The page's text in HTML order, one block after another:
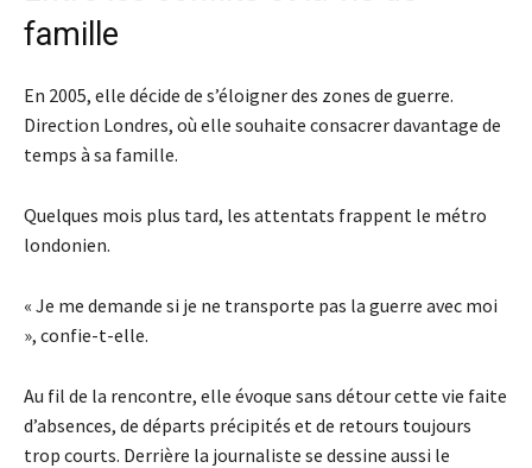
famille
En 2005, elle décide de s’éloigner des zones de guerre.
Direction Londres, où elle souhaite consacrer davantage de
temps à sa famille.
Quelques mois plus tard, les attentats frappent le métro
londonien.
« Je me demande si je ne transporte pas la guerre avec moi
», confie-t-elle.
Au fil de la rencontre, elle évoque sans détour cette vie faite
d’absences, de départs précipités et de retours toujours
trop courts. Derrière la journaliste se dessine aussi le